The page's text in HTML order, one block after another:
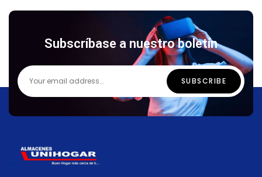
Subscríbase a nuestro boletín